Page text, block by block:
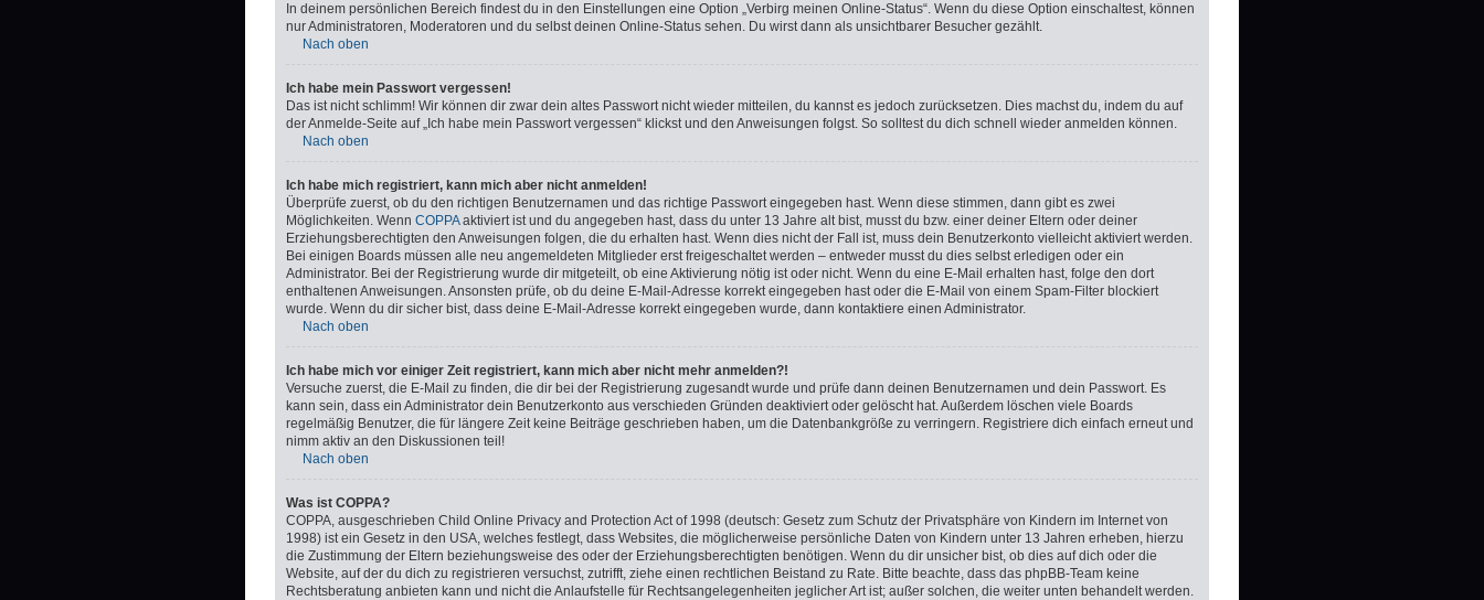
In deinem persönlichen Bereich findest du in den Einstellungen eine Option „Verbirg meinen Online-Status“. Wenn du diese Option einschaltest, können
nur Administratoren, Moderatoren und du selbst deinen Online-Status sehen. Du wirst dann als unsichtbarer Besucher gezählt.
Nach oben
Ich habe mein Passwort vergessen!
Das ist nicht schlimm! Wir können dir zwar dein altes Passwort nicht wieder mitteilen, du kannst es jedoch zurücksetzen. Dies machst du, indem du auf
der Anmelde-Seite auf „Ich habe mein Passwort vergessen“ klickst und den Anweisungen folgst. So solltest du dich schnell wieder anmelden können.
Nach oben
Ich habe mich registriert, kann mich aber nicht anmelden!
Überprüfe zuerst, ob du den richtigen Benutzernamen und das richtige Passwort eingegeben hast. Wenn diese stimmen, dann gibt es zwei
Möglichkeiten. Wenn COPPAaktiviert ist und du angegeben hast, dass du unter 13 Jahre alt bist, musst du bzw. einer deiner Eltern oder deiner
Erziehungsberechtigten den Anweisungen folgen, die du erhalten hast. Wenn dies nicht der Fall ist, muss dein Benutzerkonto vielleicht aktiviert werden.
Bei einigen Boards müssen alle neu angemeldeten Mitglieder erst freigeschaltet werden – entweder musst du dies selbst erledigen oder ein
Administrator. Bei der Registrierung wurde dir mitgeteilt, ob eine Aktivierung nötig ist oder nicht. Wenn du eine E-Mail erhalten hast, folge den dort
enthaltenen Anweisungen. Ansonsten prüfe, ob du deine E-Mail-Adresse korrekt eingegeben hast oder die E-Mail von einem Spam-Filter blockiert
wurde. Wenn du dir sicher bist, dass deine E-Mail-Adresse korrekt eingegeben wurde, dann kontaktiere einen Administrator.
Nach oben
Ich habe mich vor einiger Zeit registriert, kann mich aber nicht mehr anmelden?!
Versuche zuerst, die E-Mail zu finden, die dir bei der Registrierung zugesandt wurde und prüfe dann deinen Benutzernamen und dein Passwort. Es
kann sein, dass ein Administrator dein Benutzerkonto aus verschieden Gründen deaktiviert oder gelöscht hat. Außerdem löschen viele Boards
regelmäßig Benutzer, die für längere Zeit keine Beiträge geschrieben haben, um die Datenbankgröße zu verringern. Registriere dich einfach erneut und
nimm aktiv an den Diskussionen teil!
Nach oben
Was ist COPPA?
COPPA, ausgeschrieben Child Online Privacy and Protection Act of 1998 (deutsch: Gesetz zum Schutz der Privatsphäre von Kindern im Internet von
1998) ist ein Gesetz in den USA, welches festlegt, dass Websites, die möglicherweise persönliche Daten von Kindern unter 13 Jahren erheben, hierzu
die Zustimmung der Eltern beziehungsweise des oder der Erziehungsberechtigten benötigen. Wenn du dir unsicher bist, ob dies auf dich oder die
Website, auf der du dich zu registrieren versuchst, zutrifft, ziehe einen rechtlichen Beistand zu Rate. Bitte beachte, dass das phpBB-Team keine
Rechtsberatung anbieten kann und nicht die Anlaufstelle für Rechtsangelegenheiten jeglicher Art ist; außer solchen, die weiter unten behandelt werden.